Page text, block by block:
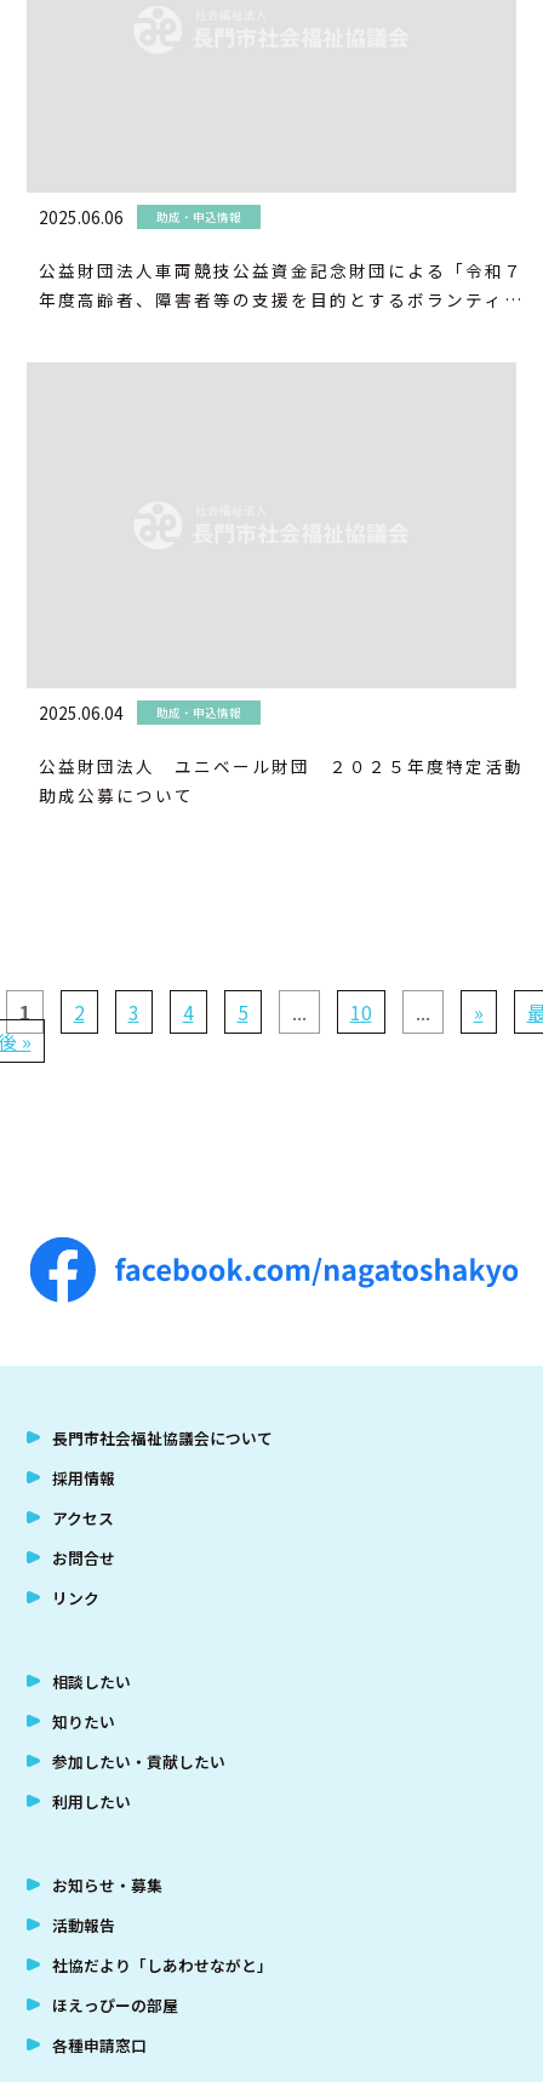
2025.06.06 助成・申込情報
公益財団法人車両競技公益資金記念財団による「令和７
年度高齢者、障害者等の支援を目的とするボランティア
2025.06.04 助成・申込情報
公益財団法人 ユニベール財団 ２０２５年度特定活動
助成公募について
1 2 3 4 5 ... 10 ... »
»
長門市社会福祉協議会について
採用情報
アクセス
お問合せ
リンク
相談したい
知りたい
参加したい・貢献したい
利用したい
お知らせ・募集
活動報告
社協だより「しあわせながと」
ほえっぴーの部屋
各種申請窓口